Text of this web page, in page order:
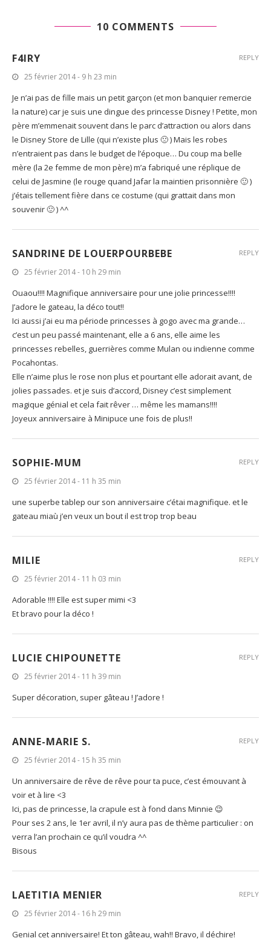
We Love Prema – Edition 2 : nous...
15 février 2016
10 COMMENTS
F4IRY
25 février 2014 - 9 h 23 min
Je n’ai pas de fille mais un petit garçon (et mon banquier remercie
la nature) car je suis une dingue des princesse Disney ! Petite, mon
père m’emmenait souvent dans le parc d’attraction ou alors dans
mère (la 2e femme de mon père) m’a fabriqué une réplique de
j’étais tellement fière dans ce costume (qui grattait dans mon
souvenir 🙂 ) ^^
SANDRINE DE LOUERPOURBEBE
25 février 2014 - 10 h 29 min
Ouaou!!!! Magnifique anniversaire pour une jolie princesse!!!!
J’adore le gateau, la déco tout!!
Ici aussi j’ai eu ma période princesses à gogo avec ma grande…
c’est un peu passé maintenant, elle a 6 ans, elle aime les
Elle n’aime plus le rose non plus et pourtant elle adorait avant, de
magique génial et cela fait rêver … même les mamans!!!!
Joyeux anniversaire à Minipuce une fois de plus!!
25 février 2014 - 11 h 35 min
une superbe tablep our son anniversaire c’étai magnifique. et le
gateau miaù j’en veux un bout il est trop trop beau
25 février 2014 - 11 h 03 min
Adorable !!!! Elle est super mimi <3
Et bravo pour la déco !
LUCIE CHIPOUNETTE
25 février 2014 - 11 h 39 min
Super décoration, super gâteau ! J’adore !
REPLY
ANNE-MARIE S.
25 février 2014 - 15 h 35 min
Ici, pas de princesse, la crapule est à fond dans Minnie 😉
verra l’an prochain ce qu’il voudra ^^
Bisous
REPLY